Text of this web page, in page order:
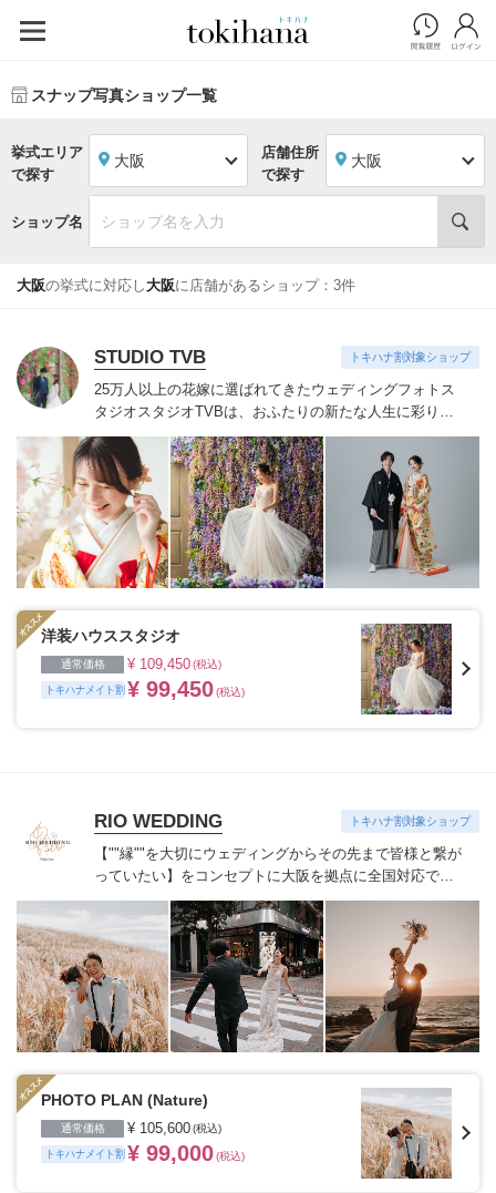
スナップ写真ショップ一覧
挙式エリア
で探す
大阪
店舗住所
で探す
大阪
ショップ名
大阪の挙式に対応し大阪に店舗があるショップ：3件
STUDIO TVB トキハナ割対象ショップ
25万人以上の花嫁に選ばれてきたウェディングフォトス
タジオスタジオTVBは、おふたりの新たな人生に彩りを
添える“最高のウェディングフォト”のお手伝いをさせて
いただきます。1枚の写真のチカラを信じて
洋装ハウススタジオ
通常価格 ¥ 109,450(税込)
トキハナメイト割 ¥ 99,450(税込)
RIO WEDDING トキハナ割対象ショップ
【""縁""を大切にウェディングからその先まで皆様と繋が
っていたい】をコンセプトに 大阪を拠点に全国対応で活
動しています。【キャンセル規定】予約確定後~45日前:5
万円 (申込金にて相殺)44日前~15日前:プラン料金の
50%14日前~4日前:プラン料金の80%
3日前~当日:プラン
料金の100%
PHOTO PLAN (Nature)
通常価格 ¥ 105,600(税込)
トキハナメイト割 ¥ 99,000(税込)